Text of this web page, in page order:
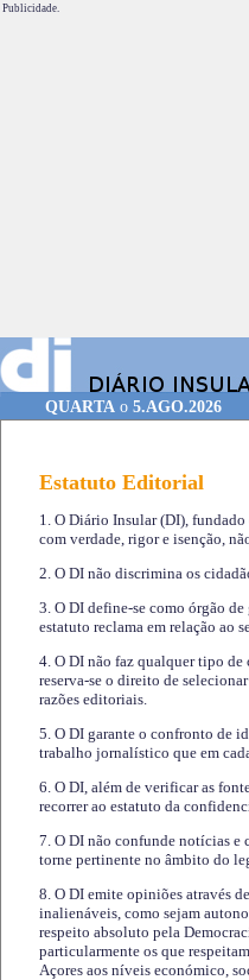
Publicidade.
QUARTA o 5.AGO.2026
Estatuto Editorial
1. O Diário Insular (DI), fundado
com verdade, rigor e isenção,
2. O DI não discrimina os
3. O DI define-se como órgão
estatuto reclama em relação ao
4. O DI não faz qualquer tipo
reserva-se o direito de
razões editoriais.
5. O DI garante o confronto de
trabalho jornalístico que em
6. O DI, além de verificar as
recorrer ao estatuto da
7. O DI não confunde notícias e
torne pertinente no âmbito do
8. O DI emite opiniões através
inalienáveis, como sejam
respeito absoluto pela
particularmente os que
Açores aos níveis económico,